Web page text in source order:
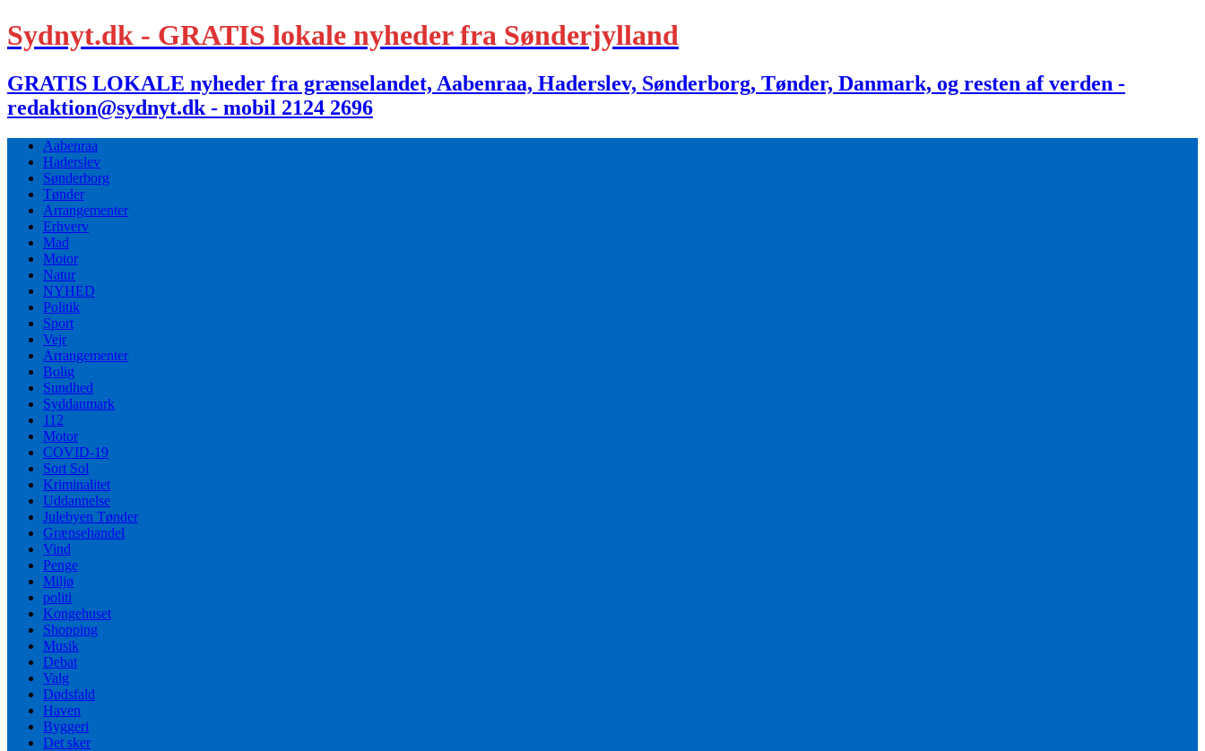
Sydnyt.dk - GRATIS lokale nyheder fra Sønderjylland
GRATIS LOKALE nyheder fra grænselandet, Aabenraa, Haderslev, Sønderborg, Tønder, Danmark, og resten af verden -
redaktion@sydnyt.dk - mobil 2124 2696
Aabenraa
Haderslev
Sønderborg
Tønder
Arrangementer
Erhverv
Mad
Motor
Natur
NYHED
Politik
Sport
Vejr
Arrangementer
Bolig
Sundhed
Syddanmark
112
Motor
COVID-19
Sort Sol
Kriminalitet
Uddannelse
Julebyen Tønder
Grænsehandel
Vind
Penge
Miljø
politi
Kongehuset
Shopping
Musik
Debat
Valg
Dødsfald
Haven
Byggeri
Det sker